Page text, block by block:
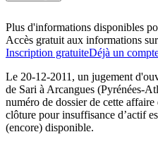
Plus d'informations disponibles
Accès gratuit aux informations
Inscription gratuiteDéjà un
Le 20-12-2011, un jugement
de Sari à Arcangues (Pyrénées-
numéro de dossier de cette
clôture pour insuffisance d’actif
(encore) disponible.